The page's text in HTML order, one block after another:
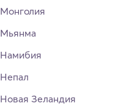
Монголия
Мьянма
Намибия
Непал
Новая Зеландия